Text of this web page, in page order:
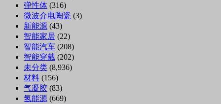
弹性体 (316)
微波介电陶瓷 (3)
新能源 (43)
智能家居 (22)
智能汽车 (208)
智能穿戴 (202)
未分类 (8,936)
材料 (156)
气凝胶 (83)
氢能源 (669)